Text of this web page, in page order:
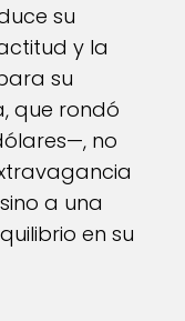
su
y la
su
que rondó
no
a una
en su